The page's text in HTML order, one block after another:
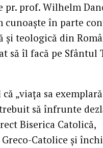
pr. prof. Wilhelm
cunoaşte în parte
teologică din
să îl facă pe Sfântul
„viaţa sa
să înfrunte
Biserica Catolică,
Catolice şi